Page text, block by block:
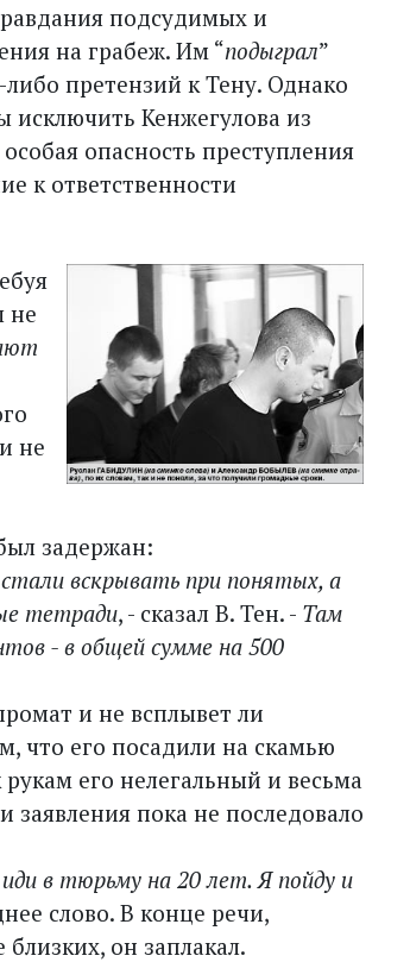
подсудимых и
на грабеж. Им “подыграл”
претензий к Тену. Однако
исключить Кенжегулова из
опасность преступления
к ответственности
не
не
задержан:
вскрывать при понятых, а
тетради, - сказал В. Тен. - Там
- в общей сумме на 500
и не всплывет ли
что его посадили на скамью
его нелегальный и весьма
пока не последовало
в тюрьму на 20 лет. Я пойду и
слово. В конце речи,
он заплакал.